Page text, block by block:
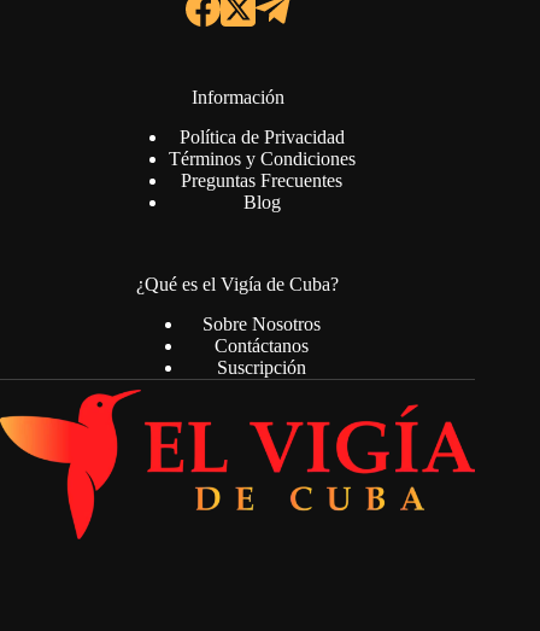
Información
Política de Privacidad
Términos y Condiciones
Preguntas Frecuentes
Blog
¿Qué es el Vigía de Cuba?
Sobre Nosotros
Contáctanos
Suscripción